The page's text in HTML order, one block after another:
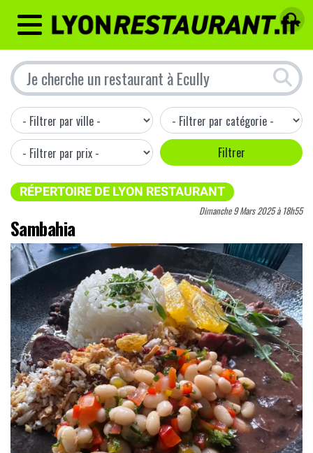
MENU
RÉPERTOIRE DE LYON RESTAURANT
Dimanche 9 Mars 2025 à 18h55
Sambahia